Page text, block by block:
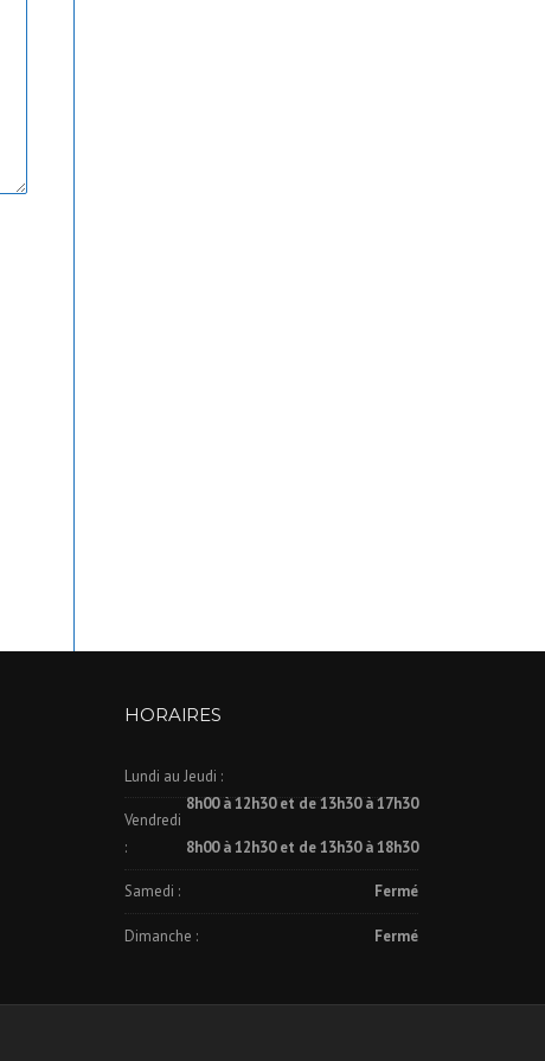
HORAIRES
Lundi au Jeudi :
8h00 à 12h30 et de 13h30 à 17h30
Vendredi
:
8h00 à 12h30 et de 13h30 à 18h30
Samedi : Fermé
Dimanche : Fermé